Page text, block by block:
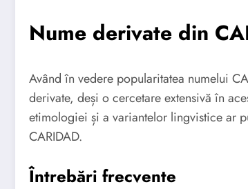
Nume derivate din
Având în vedere popularitatea numelui
derivate, deși o cercetare extensivă în
etimologiei și a variantelor lingvistice ar
CARIDAD.
Întrebări frecvente